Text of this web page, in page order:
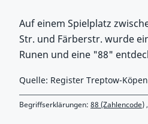
Auf einem Spielplatz
Str. und Färberstr. wurde
Runen und eine "88"
Quelle: Register Treptow-
Begriffserklärungen: 88 (Zahlencode),